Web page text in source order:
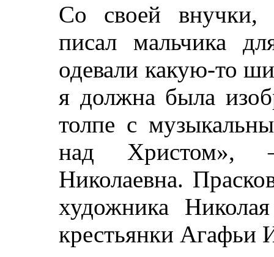
Со своей внучки,
писал мальчика
одевали какую-то
я должна была
толпе с
над Христом»,
Николаевна.
художника
крестьянки Агафьи